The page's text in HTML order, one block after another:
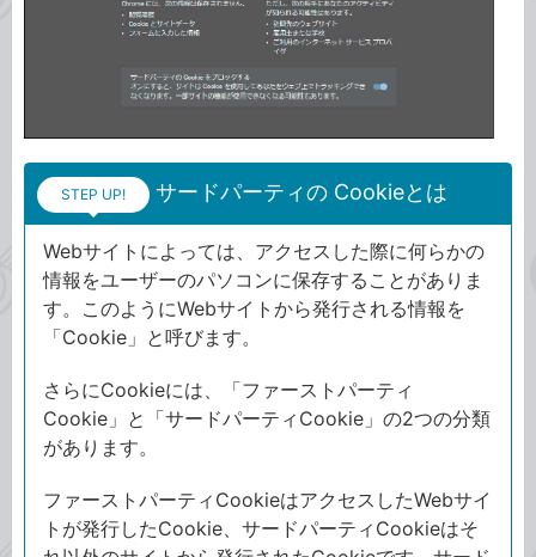
STEP UP! サードパーティの Cookieとは
Webサイトによっては、アクセスした際に何らかの
情報をユーザーのパソコンに保存することがありま
す。このようにWebサイトから発行される情報を
「Cookie」と呼びます。
さらにCookieには、「ファーストパーティ
Cookie」と「サードパーティCookie」の2つの分類
があります。
ファーストパーティCookieはアクセスしたWebサイ
トが発行したCookie、サードパーティCookieはそ